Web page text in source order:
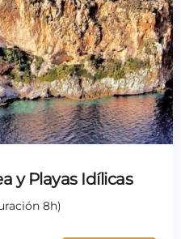
y Playas Idílicas
8h)